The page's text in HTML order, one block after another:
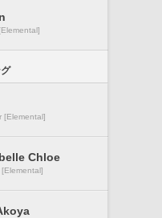
[Elemental]
Chloe